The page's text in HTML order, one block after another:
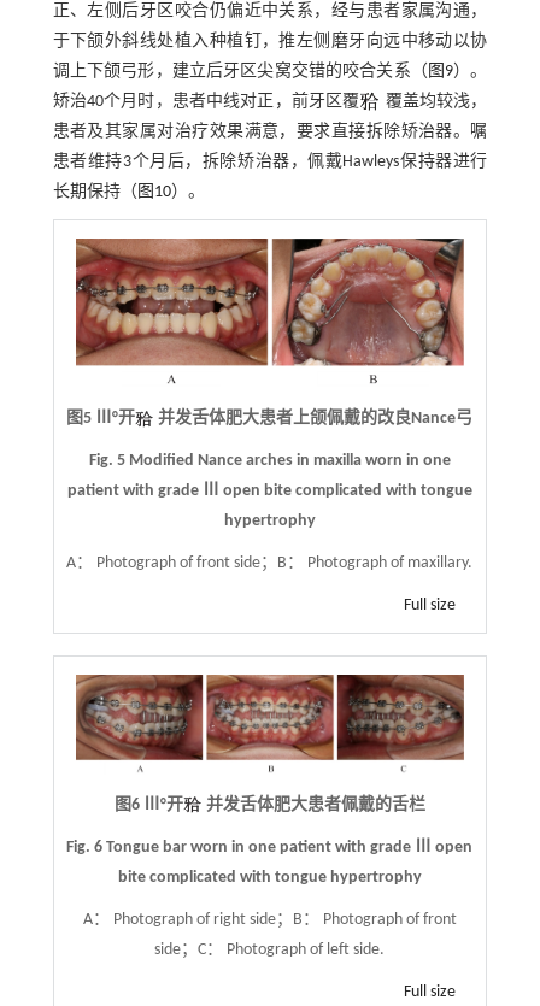
正、左侧后牙区咬合仍偏近中关系，经与患者家属沟通，
于下颌外斜线处植入种植钉，推左侧磨牙向远中移动以协
调上下颌弓形，建立后牙区尖窝交错的咬合关系（ 图9）。
矫治40个月时，患者中线对正，前牙区覆
覆盖均较浅，
患者及其家属对治疗效果满意，要求直接拆除矫治器。嘱
患者维持3个月后，拆除矫治器，佩戴Hawleys保持器进行
长期保持（ 图10）。
图5 Ⅲ°开 并发舌体肥大患者上颌佩戴的改良Nance弓
Fig. 5 Modified Nance arches in maxilla worn in one
patient with grade Ⅲ open bite complicated with tongue
hypertrophy
A： Photograph of front side；B： Photograph of maxillary.
Full size
图6 Ⅲ°开 并发舌体肥大患者佩戴的舌栏
Fig. 6 Tongue bar worn in one patient with grade Ⅲ open
bite complicated with tongue hypertrophy
A： Photograph of right side；B： Photograph of front
side；C： Photograph of left side.
Full size